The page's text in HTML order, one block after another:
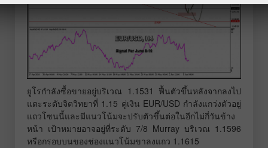
ยูโรกำลังซื้อขายอยู่บริเวณ 1.1531 ฟื้นตัวขึ้นหลังจากลงไป
แตะระดับจิตวิทยาที่ 1.15 คู่เงิน EUR/USD กำลังแกว่งตัวอยู่
แถวโซนนี้และมีแนวโน้มจะปรับตัวขึ้นต่อในอีกไม่กี่วันข้าง
หน้า เป้าหมายอาจอยู่ที่ระดับ 7/8 Murray บริเวณ 1.1596
หรือกรอบบนของช่องแนวโน้มขาลงแถว 1.1615